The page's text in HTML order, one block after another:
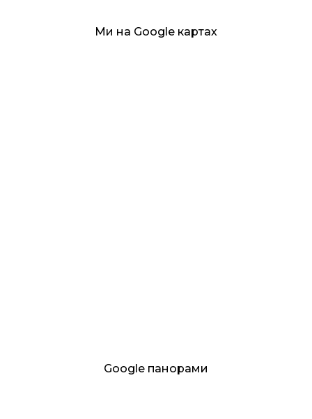
Ми на Google картах
Google панорами